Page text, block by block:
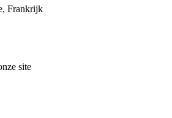
Frankrijk
site